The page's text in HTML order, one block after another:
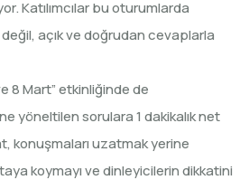
Katılımcılar bu oturumlarda
açık ve doğrudan cevaplarla
8 Mart” etkinliğinde de
yöneltilen sorulara 1 dakikalık net
konuşmaları uzatmak yerine
koymayı ve dinleyicilerin dikkatini